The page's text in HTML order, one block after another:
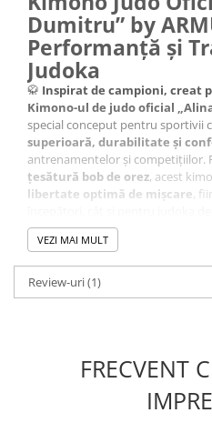
Dumitru” by
Performanță și
Judoka
🥋 Inspirat de campioni, creat
Kimono-ul de judo oficial
special conceput pentru sportivii
superioară, durabilitate și
antrenamentelor și competițiilor.
țesătură bob de orez, acest
libertate optimă de mișcare,
✅Material premium
respirabilitate și confort
💪Densitate 450 g/m²–
mobilitate, ideal pentru
🎨Imprimare prin broderie–
Set complet– format din
Recomandat pentru
VEZI MAI MULT
Review-uri(1)
FRECVENT